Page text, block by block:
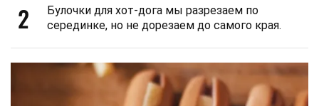
2
Булочки для хот-дога мы разрезаем по
серединке, но не дорезаем до самого края.